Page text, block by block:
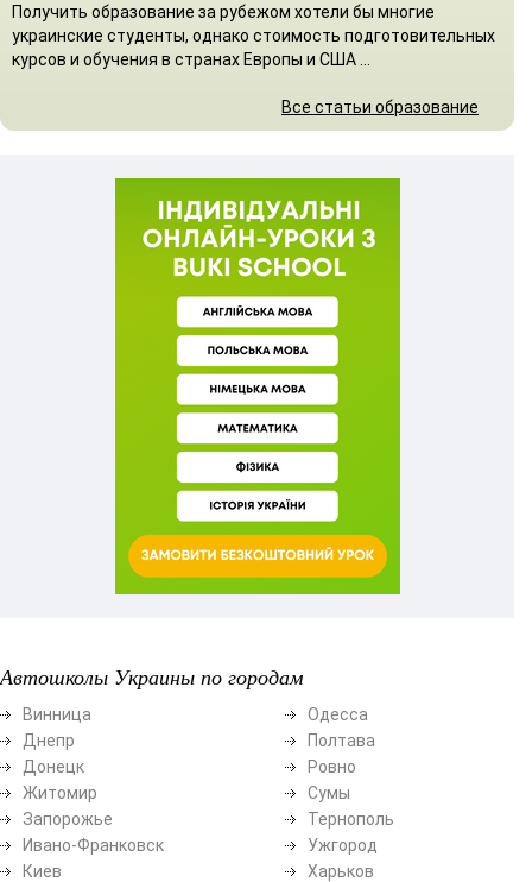
Получить образование за рубежом хотели бы многие
украинские студенты, однако стоимость подготовительных
курсов и обучения в странах Европы и США ...
Все статьи образование
Автошколы Украины по городам
Винница
Днепр
Донецк
Житомир
Запорожье
Ивано-Франковск
Киев
Одесса
Полтава
Ровно
Сумы
Тернополь
Ужгород
Харьков